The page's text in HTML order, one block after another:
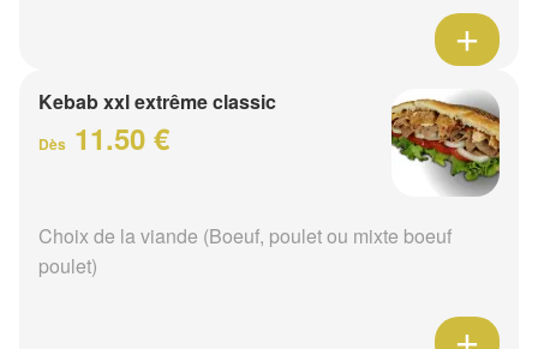
Kebab xxl extrême classic
Dès 11.50 €
Choix de la viande (Boeuf, poulet ou mixte boeuf
poulet)